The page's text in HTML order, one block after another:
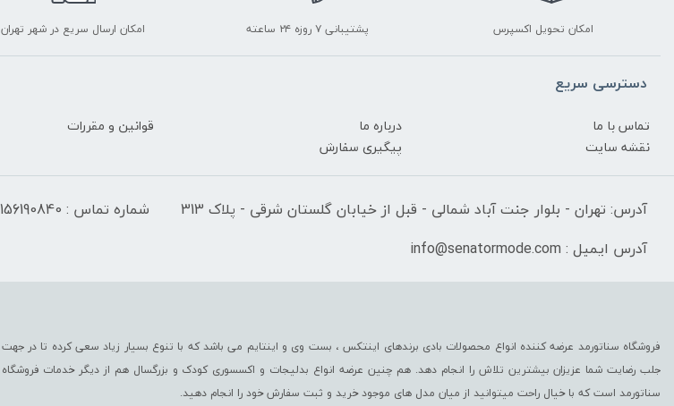
امکان تحویل اکسپرس پشتیبانی ۷ روزه ۲۴ ساعته امکان ارسال سریع در شهر تهران
دسترسی سریع
تماس با ما درباره ما
قوانین و مقررات
نقشه سایت
پیگیری سفارش
آدرس: تهران - بلوار جنت آباد شمالی - قبل از خیابان گلستان شرقی - پلاک 313
شماره تماس : 02156190840
آدرس ایمیل : info@senatormode.com
فروشگاه سناتورمد عرضه کننده انواع محصولات بادی برندهای اینتکس ، بست وی و اینتایم می باشد که با تنوع بسیار زیاد سعی کرده تا در جهت
جلب رضایت شما عزیزان بیشترین تلاش را انجام دهد. هم چنین عرضه انواع بدلیجات و اکسسوری کودک و بزرگسال هم از دیگر خدمات فروشگاه
سناتورمد است که با خیال راحت میتوانید از میان مدل های موجود خرید و ثبت سفارش خود را انجام دهید.